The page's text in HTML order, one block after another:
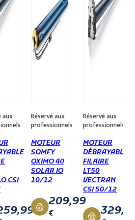
:55 dBA
:
:
couronne :
50 x 1,5 mm
:tête étoile
:IP 44
:I
:5 ans
aux
CSI
Réservé aux
professionnels
MOTEUR
SOMFY
OXIMO 40
SOLAR IO
10/12
209,99
€
Réservé aux
professionnels
MOTEUR
DÉBRAYABLE
FILAIRE
LT50
VECTRAN
CSI 50/12